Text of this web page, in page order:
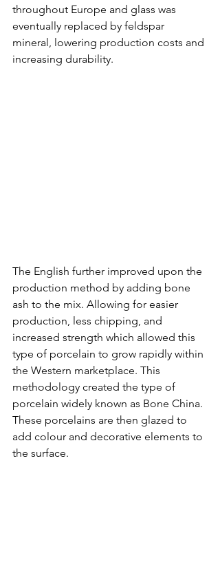
throughout Europe and glass was
eventually replaced by feldspar
mineral, lowering production costs and
increasing durability.
The English further improved upon the
production method by adding bone
ash to the mix. Allowing for easier
production, less chipping, and
increased strength which allowed this
type of porcelain to grow rapidly within
the Western marketplace. This
methodology created the type of
porcelain widely known as Bone China.
These porcelains are then glazed to
add colour and decorative elements to
the surface.